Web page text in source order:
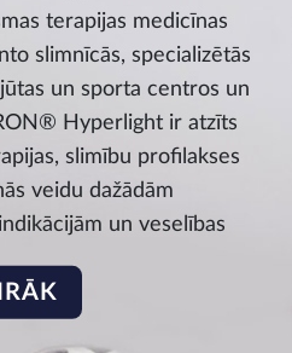
terapijas medicīnas
slimnīcās, specializētās
un sporta centros un
Hyperlight ir atzīts
slimību profilakses
veidu dažādām
un veselības